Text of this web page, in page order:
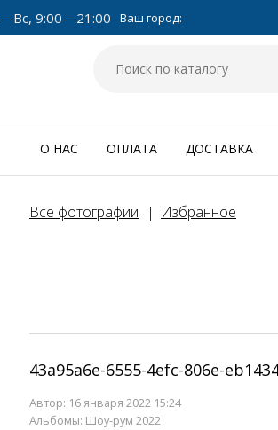
9:00—21:00 Ваш город:
О НАС ОПЛАТА ДОСТАВКА
Все фотографии Избранное
43a95a6e-6555-4efc-806e-
Автор: 16 января 2022 15:24
Альбомы: Шоу-рум 2022